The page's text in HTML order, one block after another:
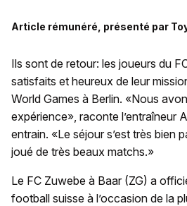
Article rémunéré, présenté par
Ils sont de retour: les joueurs du
satisfaits et heureux de leur
World Games à Berlin. «Nous
expérience», raconte l’entraîneur
entrain. «Le séjour s’est très bien
joué de très beaux matchs.»
Le FC Zuwebe à Baar (ZG) a
football suisse à l’occasion de la